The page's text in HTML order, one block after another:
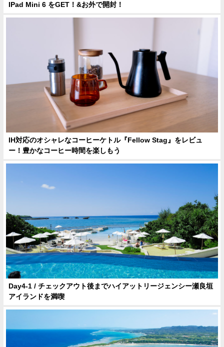
IPad Mini 6 をGET！&お外で開封！
IH対応のオシャレなコーヒーケトル『Fellow Stag』をレビュ
ー！豊かなコーヒー時間を楽しもう
Day4-1 / チェックアウト後までハイアットリージェンシー瀬良垣
アイランドを満喫